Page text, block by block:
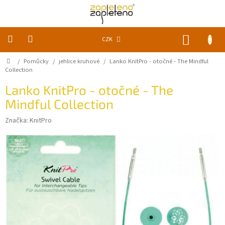
CZK
KLUBKA
k
Akce
a
slevy
Pomůcky
Vychytávky
Domů
/ Pomůcky / jehlice kruhové / Lanko KnitPro - otočné - The Mindful
Collection
Lanko KnitPro - otočné - The
Mindful Collection
Značka: KnitPro